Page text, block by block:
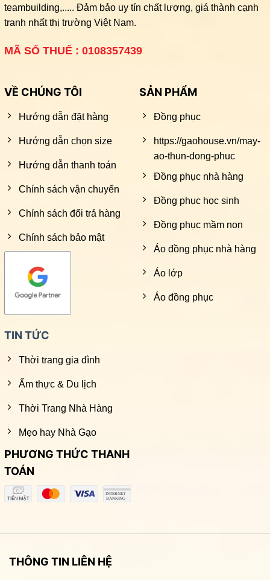
teambuilding,..... Đảm bảo uy tín chất lượng, giá thành cạnh
tranh nhất thị trường Việt Nam.
MÃ SỐ THUẾ : 0108357439
VỀ CHÚNG TÔI
Hướng dẫn đặt hàng
Hướng dẫn chọn size
Hướng dẫn thanh toán
Chính sách vận chuyển
Chính sách đổi trả hàng
Chính sách bảo mật
SẢN PHẨM
Đồng phục
https://gaohouse.vn/may-
ao-thun-dong-phuc
Đồng phục nhà hàng
Đồng phục học sinh
Đồng phục mầm non
Áo đồng phục nhà hàng
Áo lớp
Áo đồng phục
TIN TỨC
Thời trang gia đình
Ẩm thực & Du lịch
Thời Trang Nhà Hàng
Mẹo hay Nhà Gạo
PHƯƠNG THỨC THANH
TOÁN
THÔNG TIN LIÊN HỆ